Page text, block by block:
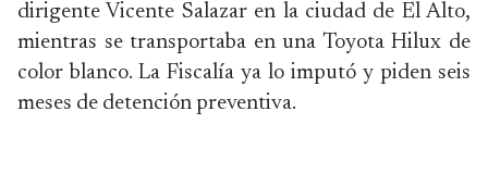
dirigente Vicente Salazar en la ciudad de El Alto,
mientras se transportaba en una Toyota Hilux de
color blanco. La Fiscalía ya lo imputó y piden seis
meses de detención preventiva.